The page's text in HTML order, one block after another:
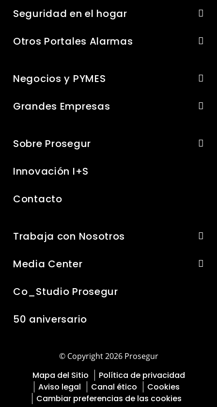
Seguridad en el hogar
Otros Portales Alarmas
Negocios y PYMES
Grandes Empresas
Sobre Prosegur
Innovación I+S
Contacto
Trabaja con Nosotros
Media Center
Co_Studio Prosegur
50 aniversario
© Copyright 2026 Prosegur
Mapa del Sitio
Política de privacidad
Aviso legal
Canal ético
Cookies
Cambiar preferencias de las cookies